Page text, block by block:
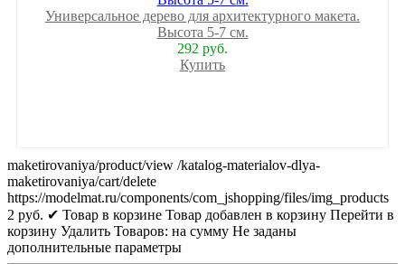
Универсальное дерево для архитектурного макета.
Высота 5-7 см.
292 руб.
Купить
maketirovaniya/product/view /katalog-materialov-dlya-
maketirovaniya/cart/delete
https://modelmat.ru/components/com_jshopping/files/img_products
2 руб. ✔ Товар в корзине Товар добавлен в корзину Перейти в
корзину Удалить Товаров: на сумму Не заданы
дополнительные параметры